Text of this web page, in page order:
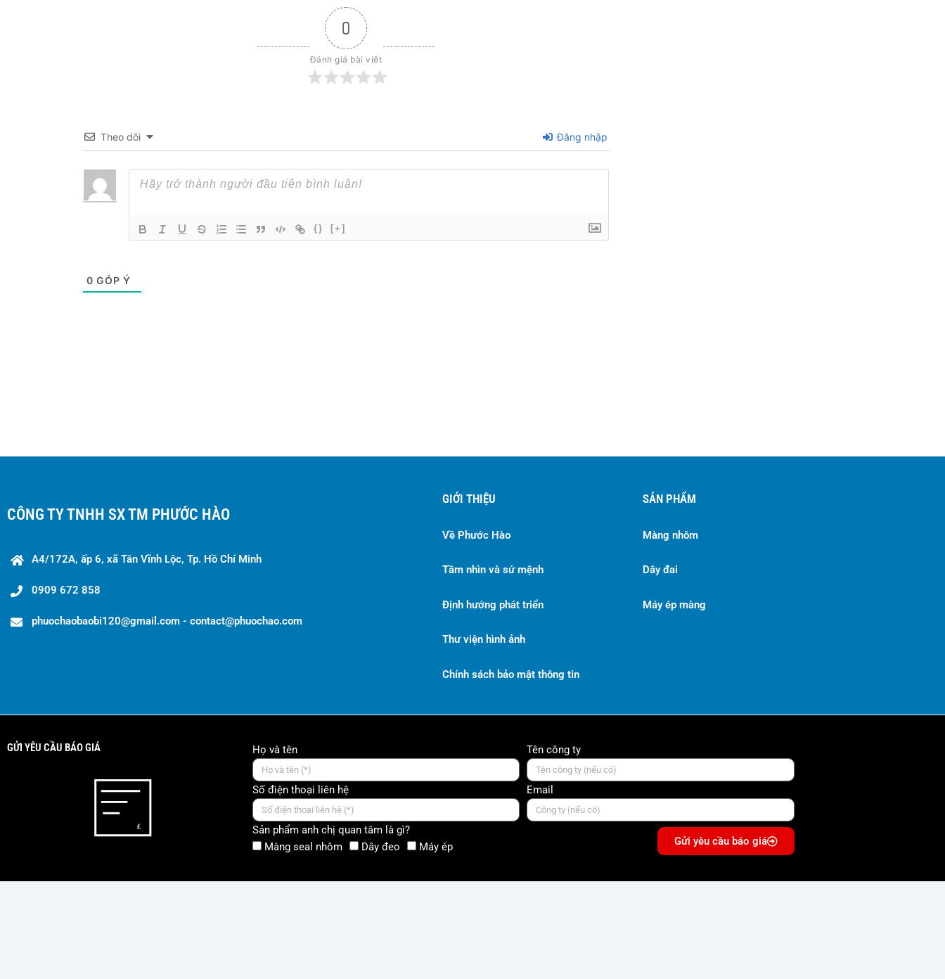
0
Đánh giá bài viết
Theo dõi Đăng nhập
{} [+]
0 GÓP Ý
CÔNG TY TNHH SX TM PHƯỚC HÀO
A4/172A, ấp 6, xã Tân Vĩnh Lộc, Tp. Hồ Chí Minh
0909 672 858
phuochaobaobi120@gmail.com - contact@phuochao.com
GIỚI THIỆU
Về Phước Hào
Tầm nhìn và sứ mệnh
Định hướng phát triển
Thư viện hình ảnh
Chính sách bảo mật thông tin
SẢN PHẨM
Màng nhôm
Dây đai
Máy ép màng
GỬI YÊU CẦU BÁO GIÁ Họ và tên Tên công ty
Số điện thoại liên hệ Email
Sản phẩm anh chị quan tâm là gì?
Màng seal nhôm
Dây đeo Máy ép Gửi yêu cầu báo giá